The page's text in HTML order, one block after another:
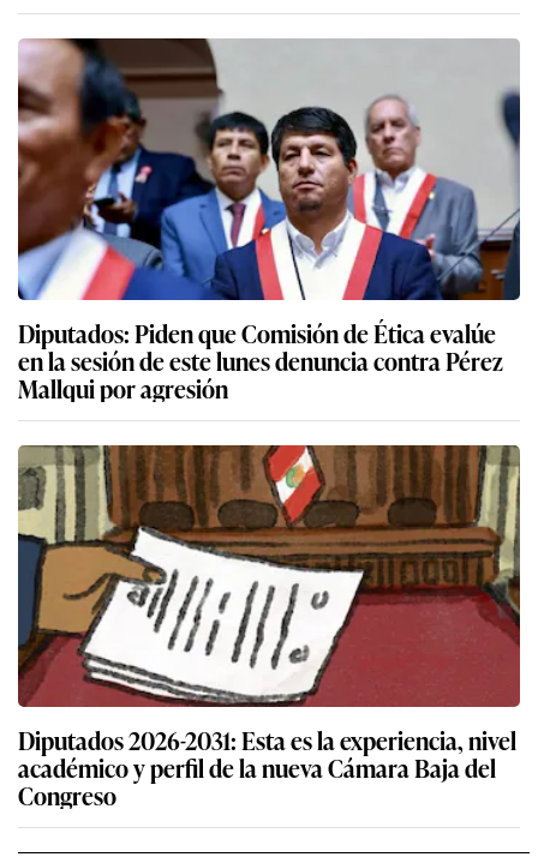
Diputados: Piden que Comisión de Ética evalúe
en la sesión de este lunes denuncia contra Pérez
Mallqui por agresión
Diputados 2026-2031: Esta es la experiencia, nivel
académico y perfil de la nueva Cámara Baja del
Congreso